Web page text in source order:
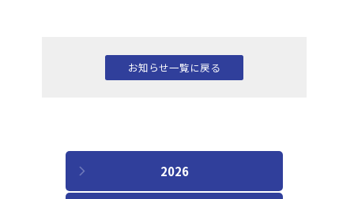
お知らせ一覧に戻る
2026